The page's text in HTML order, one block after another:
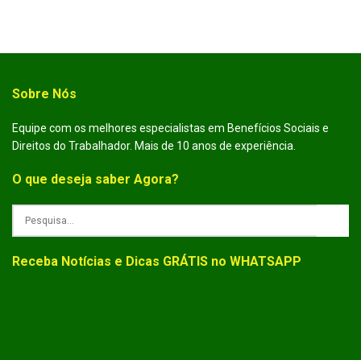
Sobre Nós
Equipe com os melhores especialistas em Benefícios Sociais e
Direitos do Trabalhador. Mais de 10 anos de experiência.
O que deseja saber Agora?
Receba Notícias e Dicas GRÁTIS no WHATSAPP